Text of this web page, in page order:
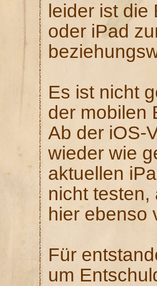
leider ist
oder iPad
Es ist nicht
der mobilen
Ab der iOS-
wieder wie
aktuellen
nicht testen,
hier ebenso
Für
um